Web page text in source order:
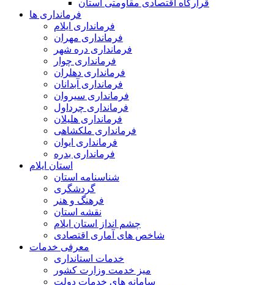
قرارگاه اقتصادی مقاومتی استان
فرمانداری ها
فرمانداری ایلام
فرمانداری مهران
فرمانداری دره شهر
فرمانداری چوار
فرمانداری دهلران
فرمانداری آبدانان
فرمانداری سیروان
فرمانداری چرداول
فرمانداری هلیلان
فرمانداری ملکشاهی
فرمانداری ایوان
فرمانداری بدره
استان ایلام
شناسنامه استان
گردشگری
فرهنگ و هنر
نقشه استان
چشم انداز استان ایلام
شاخص های آماری اقتصادی
معرفی خدمات
خدمات استانداری
میز خدمت وزارت کشور
سامانه های خدمات دولت